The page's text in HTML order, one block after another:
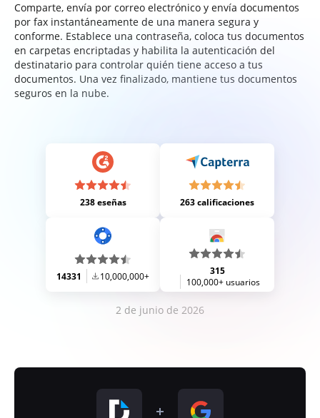
Comparte, envía por correo electrónico y envía documentos
por fax instantáneamente de una manera segura y
conforme. Establece una contraseña, coloca tus documentos
en carpetas encriptadas y habilita la autenticación del
destinatario para controlar quién tiene acceso a tus
documentos. Una vez finalizado, mantiene tus documentos
seguros en la nube.
238 eseñas 263 calificaciones
14331 10,000,000+
315
100,000+ usuarios
2 de junio de 2026